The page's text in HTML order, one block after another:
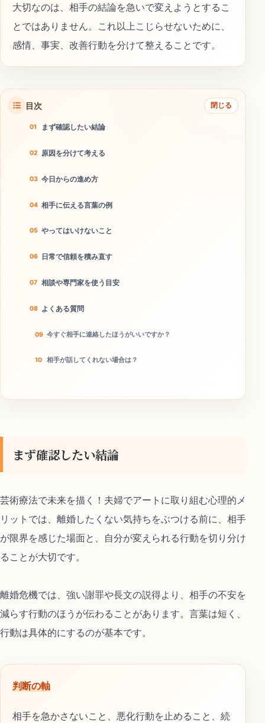
大切なのは、相手の結論を急いで変えようとするこ
とではありません。これ以上こじらせないために、
感情、事実、改善行動を分けて整えることです。
目次 閉じる
まず確認したい結論
原因を分けて考える
今日からの進め方
相手に伝える言葉の例
やってはいけないこと
日常で信頼を積み直す
相談や専門家を使う目安
よくある質問
今すぐ相手に連絡したほうがいいですか？
相手が話してくれない場合は？
まず確認したい結論
芸術療法で未来を描く！夫婦でアートに取り組む心理的メ
リットでは、離婚したくない気持ちをぶつける前に、相手
が限界を感じた場面と、自分が変えられる行動を切り分け
ることが大切です。
離婚危機では、強い謝罪や長文の説得より、相手の不安を
減らす行動のほうが伝わることがあります。言葉は短く、
行動は具体的にするのが基本です。
判断の軸
相手を急かさないこと、悪化行動を止めること、続